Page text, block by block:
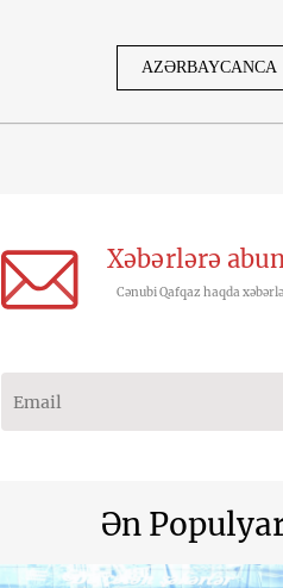
AZƏRBAYCANCA
Xəbərlərə
Cənubi Qafqaz haqda
Ən